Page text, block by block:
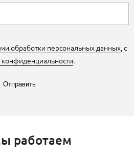
обработки персональных данных, с
.
Отправить
работаем